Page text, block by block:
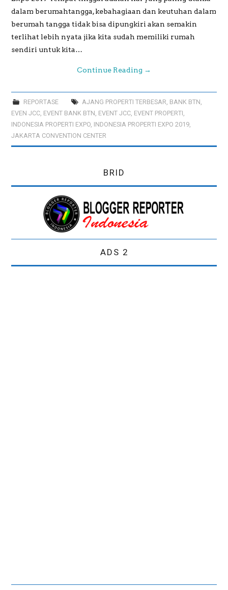
OCEHANBURUNG
PRICE LIST AK
PREWEDDING
dalam berumahtangga, kebahagiaan dan keutuhan dalam
berumah tangga tidak bisa dipungkiri akan semakin
terlihat lebih nyata jika kita sudah memiliki rumah
sendiri untuk kita…
Continue Reading →
REPORTASE AJANG PROPERTI TERBESAR BANK BTN
EVEN JCC EVENT BANK BTN EVENT JCC EVENT PROPERTI
INDONESIA PROPERTI EXPO INDONESIA PROPERTI EXPO 2019
JAKARTA CONVENTION CENTER
BRID
ADS 2